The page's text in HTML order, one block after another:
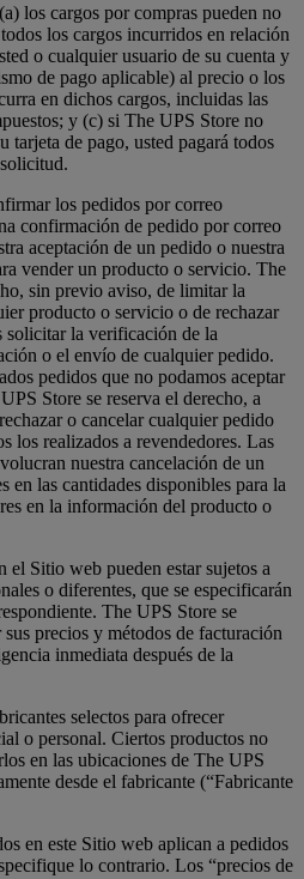
los cargos por compras pueden no
los cargos incurridos en relación
o cualquier usuario de su cuenta y
de pago aplicable) al precio o los
en dichos cargos, incluidas las
y (c) si The UPS Store no
tarjeta de pago, usted pagará todos
los pedidos por correo
confirmación de pedido por correo
aceptación de un pedido o nuestra
vender un producto o servicio. The
sin previo aviso, de limitar la
producto o servicio o de rechazar
solicitar la verificación de la
o el envío de cualquier pedido.
pedidos que no podamos aceptar
Store se reserva el derecho, a
o cancelar cualquier pedido
los realizados a revendedores. Las
nuestra cancelación de un
en las cantidades disponibles para la
en la información del producto o
el Sitio web pueden estar sujetos a
o diferentes, que se especificarán
The UPS Store se
precios y métodos de facturación
inmediata después de la
selectos para ofrecer
o personal. Ciertos productos no
en las ubicaciones de The UPS
desde el fabricante (“Fabricante
en este Sitio web aplican a pedidos
lo contrario. Los “precios de